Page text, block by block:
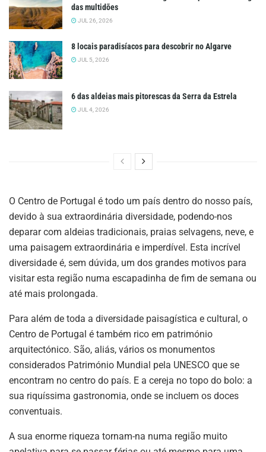
das multidões
JUL 26, 2026
8 locais paradisíacos para descobrir no Algarve
JUL 5, 2026
6 das aldeias mais pitorescas da Serra da Estrela
JUL 4, 2026
O Centro de Portugal é todo um país dentro do nosso país,
devido à sua extraordinária diversidade, podendo-nos
deparar com aldeias tradicionais, praias selvagens, neve, e
uma paisagem extraordinária e imperdível. Esta incrível
diversidade é, sem dúvida, um dos grandes motivos para
visitar esta região numa escapadinha de fim de semana ou
até mais prolongada.
Para além de toda a diversidade paisagística e cultural, o
Centro de Portugal é também rico em património
arquitectónico. São, aliás, vários os monumentos
considerados Património Mundial pela UNESCO que se
encontram no centro do país. E a cereja no topo do bolo: a
sua riquíssima gastronomia, onde se incluem os doces
conventuais.
A sua enorme riqueza tornam-na numa região muito